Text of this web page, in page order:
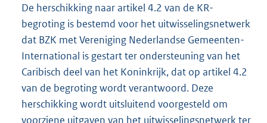
De herschikking naar artikel 4.2 van de KR-
begroting is bestemd voor het uitwisselingsnetwerk
dat BZK met Vereniging Nederlandse Gemeenten-
International is gestart ter ondersteuning van het
Caribisch deel van het Koninkrijk, dat op artikel 4.2
van de begroting wordt verantwoord. Deze
herschikking wordt uitsluitend voorgesteld om
voorziene uitgaven van het uitwisselingsnetwerk ter